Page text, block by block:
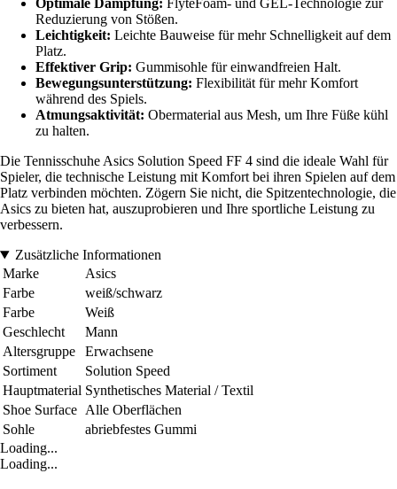
Optimale Dämpfung: FlyteFoam- und GEL-Technologie zur
Reduzierung von Stößen.
Leichtigkeit: Leichte Bauweise für mehr Schnelligkeit auf dem
Platz.
Effektiver Grip: Gummisohle für einwandfreien Halt.
Bewegungsunterstützung: Flexibilität für mehr Komfort
während des Spiels.
Atmungsaktivität: Obermaterial aus Mesh, um Ihre Füße kühl
zu halten.
Die Tennisschuhe Asics Solution Speed FF 4 sind die ideale Wahl für
Spieler, die technische Leistung mit Komfort bei ihren Spielen auf dem
Platz verbinden möchten. Zögern Sie nicht, die Spitzentechnologie, die
Asics zu bieten hat, auszuprobieren und Ihre sportliche Leistung zu
verbessern.
Zusätzliche Informationen
Marke
Asics
Farbe
weiß/schwarz
Farbe
Weiß
Geschlecht
Mann
Altersgruppe
Erwachsene
Sortiment
Solution Speed
Hauptmaterial Synthetisches Material / Textil
Shoe Surface Alle Oberflächen
Sohle
abriebfestes Gummi
Loading...
Loading...